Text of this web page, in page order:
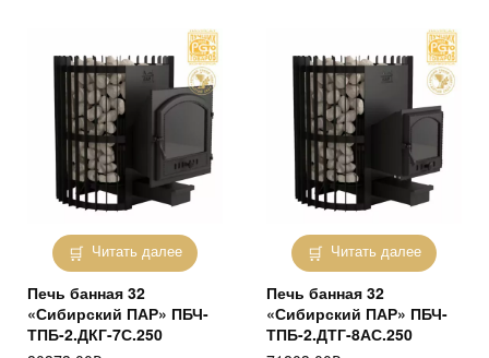
Читать далее
Печь банная 32
«Сибирский ПАР» ПБЧ-
ТПБ-2.ДКГ-7С.250
Читать далее
Печь банная 32
«Сибирский ПАР» ПБЧ-
ТПБ-2.ДТГ-8АС.250